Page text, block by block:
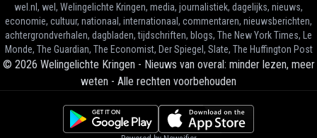
wel.nl, wel, Welingelichte Kringen, media, journalistiek, dagelijks, nieuws,
economie, cultuur, nationaal, internationaal, commentaren, nieuwsberichten,
achtergrondverhalen, dagbladen, tijdschriften, blogs, The New York Times, Le
Monde, The Guardian, The Economist, Der Spiegel, Slate, The Huffington Post
© 2026 Welingelichte Kringen - Nieuws van overal: minder lezen, meer
weten - Alle rechten voorbehouden